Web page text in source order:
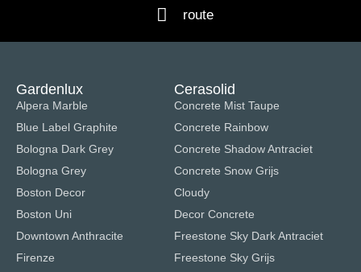
route
Gardenlux
Alpera Marble
Blue Label Graphite
Bologna Dark Grey
Bologna Grey
Boston Decor
Boston Uni
Downtown Anthracite
Firenze
Cerasolid
Concrete Mist Taupe
Concrete Rainbow
Concrete Shadow Antraciet
Concrete Snow Grijs
Cloudy
Decor Concrete
Freestone Sky Dark Antraciet
Freestone Sky Grijs